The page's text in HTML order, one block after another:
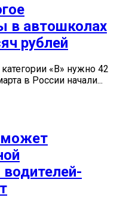
в автошколах
рублей
«В» нужно 42
в России начали...
может